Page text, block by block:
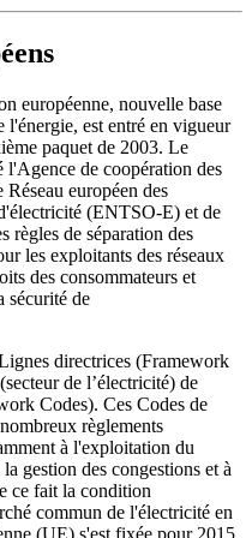
européenne, nouvelle base
l'énergie, est entré en vigueur
paquet de 2003. Le
l'Agence de coopération des
européen des
(ENTSO-E) et de
règles de séparation des
les exploitants des réseaux
des consommateurs et
sécurité de
directrices (Framework
de l’électricité) de
Codes). Ces Codes de
règlements
à l'exploitation du
gestion des congestions et à
ce fait la condition
commun de l'électricité en
(UE) s'est fixée pour 2015.